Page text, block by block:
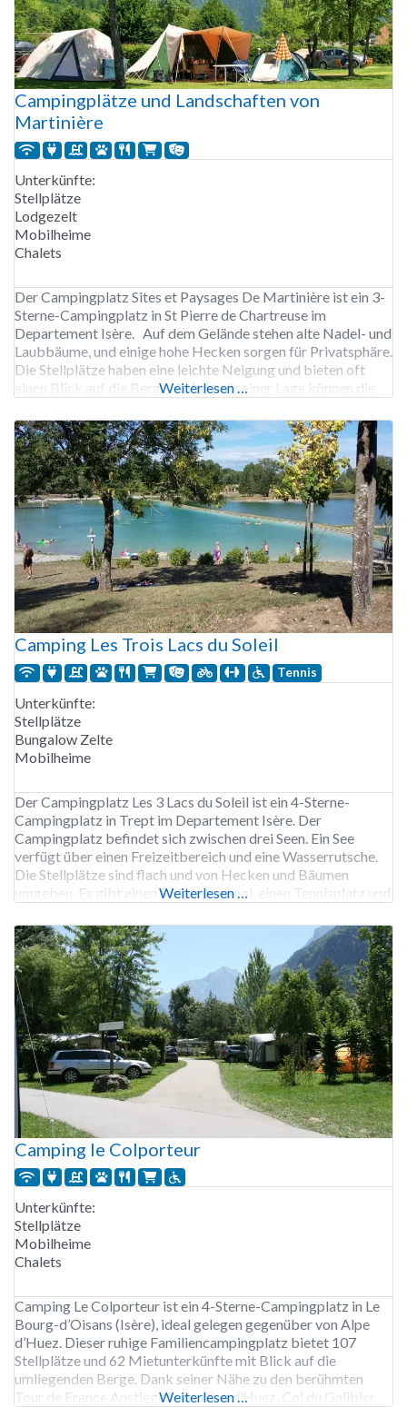
Campingplätze und Landschaften von
Martinière
Unterkünfte:
Stellplätze
Lodgezelt
Mobilheime
Chalets
Der Campingplatz Sites et Paysages De Martinière ist ein 3-
Sterne-Campingplatz in St Pierre de Chartreuse im
Departement Isère. Auf dem Gelände stehen alte Nadel- und
Laubbäume, und einige hohe Hecken sorgen für Privatsphäre.
Die Stellplätze haben eine leichte Neigung und bieten oft
einen Blick auf die Berge. Aufgrund seiner Lage können die
Weiterlesen …
Camping Les Trois Lacs du Soleil
Tennis
Unterkünfte:
Stellplätze
Bungalow Zelte
Mobilheime
Der Campingplatz Les 3 Lacs du Soleil ist ein 4-Sterne-
Campingplatz in Trept im Departement Isère. Der
Campingplatz befindet sich zwischen drei Seen. Ein See
verfügt über einen Freizeitbereich und eine Wasserrutsche.
Die Stellplätze sind flach und von Hecken und Bäumen
umgeben. Es gibt einen Swimmingpool, einen Tennisplatz und
einen kleinen Sandstrand mit
Weiterlesen …
Camping le Colporteur
Unterkünfte:
Stellplätze
Mobilheime
Chalets
Camping Le Colporteur ist ein 4-Sterne-Campingplatz in Le
Bourg-d’Oisans (Isère), ideal gelegen gegenüber von Alpe
d’Huez. Dieser ruhige Familiencampingplatz bietet 107
Stellplätze und 62 Mietunterkünfte mit Blick auf die
umliegenden Berge. Dank seiner Nähe zu den berühmten
Tour de France Anstiegen wie Alpe d’Huez, Col du Galibier
Weiterlesen …